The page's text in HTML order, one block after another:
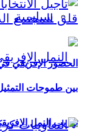
سياسية
تهريب النمل
الحضور الإفريقي
بين طموحات